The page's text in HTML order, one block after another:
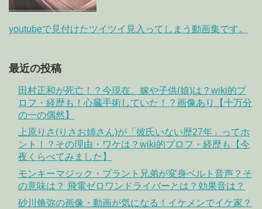
youtubeで見付けたツイツイ見入ってしまう動画集です。
最近の投稿
田村正和が死亡！？今現在、嫁や子供(娘)は？wiki的プ
ロフ・経歴も！心臓手術していた！？画像あり【十万分
の一の偶然】
上原りさ(りさお姉さん)が「彼氏いない歴27年」ってホ
ント！？その理由・ワケは？wiki的プロフ・経歴も【今
夜くらべてみました】
モンキーマジック・プラント兄弟が変身ベルト音声？そ
の意味は？ 飛電ゼロワンドライバーとは？効果音は？
砂川脩弥の画像・動画が気になる！イケメンでイケ家？